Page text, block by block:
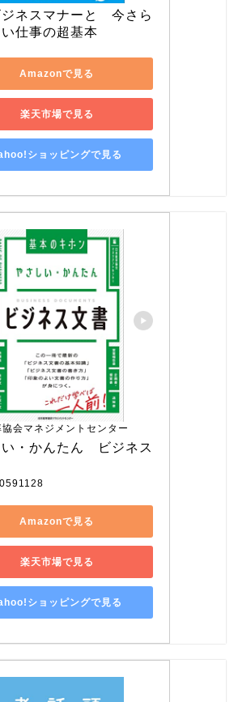
ネスマナーと　今さら
仕事の超基本
Amazonで見る
楽天市場で見る
ショッピングで見る
協会マネジメントセンター
・かんたん　ビジネス
Amazonで見る
楽天市場で見る
ショッピングで見る